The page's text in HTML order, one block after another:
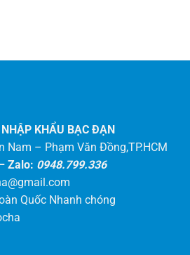
KHẨU BẠC ĐẠN
Nam – Phạm Văn Đồng,TP.HCM
Zalo: 0948.799.336
Quốc Nhanh chóng